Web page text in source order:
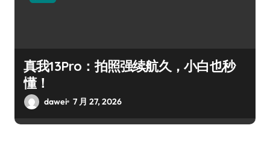
真我13Pro：拍照强续航久，小白也秒
懂！
dawei 7 月 27, 2026